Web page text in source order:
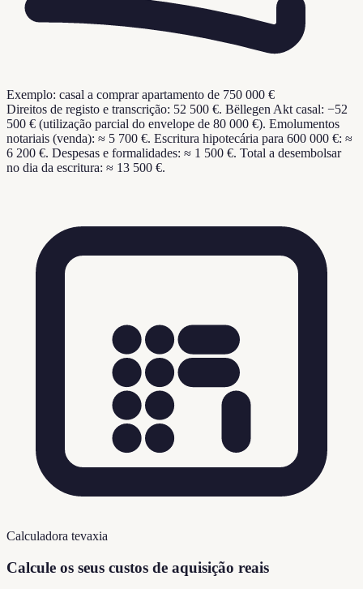
Exemplo: casal a comprar apartamento de 750 000 €
Direitos de registo e transcrição: 52 500 €. Bëllegen Akt casal: −52
500 € (utilização parcial do envelope de 80 000 €). Emolumentos
notariais (venda): ≈ 5 700 €. Escritura hipotecária para 600 000 €: ≈
6 200 €. Despesas e formalidades: ≈ 1 500 €. Total a desembolsar
no dia da escritura: ≈ 13 500 €.
Calculadora tevaxia
Calcule os seus custos de aquisição reais